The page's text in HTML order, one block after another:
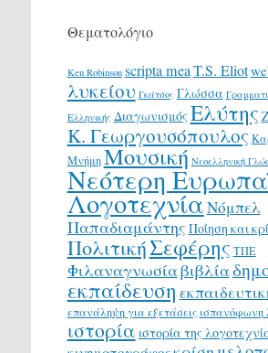
Θεματολόγιο
Ken Robinson scripta meaT.S. Eliot
λυκείου Γκάτσος Γλώσσα
Ελληνικής ΔιαγωνισμόςΕλύτης
Κ. Γεωργουσόπουλος
ΜνήμηΜουσική Νεοελληνική
Νεότερη
ΛογοτεχνίαΝόμπελ
Παπαδιαμάντης Ποίηση και
ΠολιτικήΣεφέρης ΤΠΕ
Φιλαναγνωσίαβιβλία
εκπαίδευση
επανάληψη για εξετάσεις ισπανόφωνη
ιστορία ιστορία της